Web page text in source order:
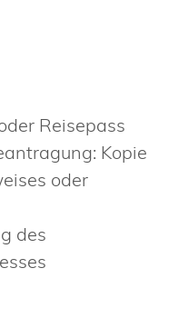
Reisepass
Kopie
oder
des